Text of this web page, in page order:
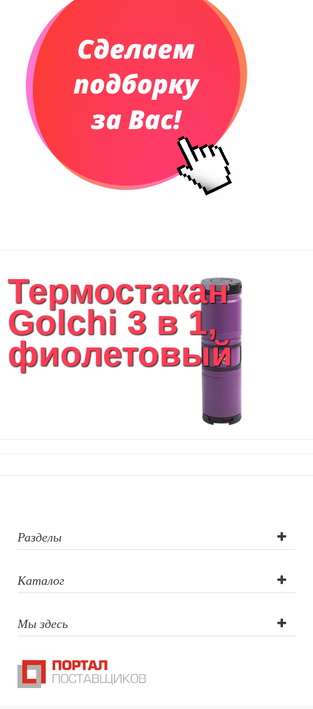
Сумки и Рюкзаки
Сумки для планшетов и ноутбуков
Рюкзаки
Конференц-сумки
Сумки для покупок промо
Несессеры и косметички
Сумки дорожные
Текстиль для ванной комнаты
Кухонные приспособления
Кухонный текстиль
Ножи разделочные доски
Фоторамки и фотоальбомы
Домашний текстиль
Антистрессы
Светоотражатели
Термостакан
Golchi 3 в 1,
фиолетовый
Разделы
Каталог
Мы здесь